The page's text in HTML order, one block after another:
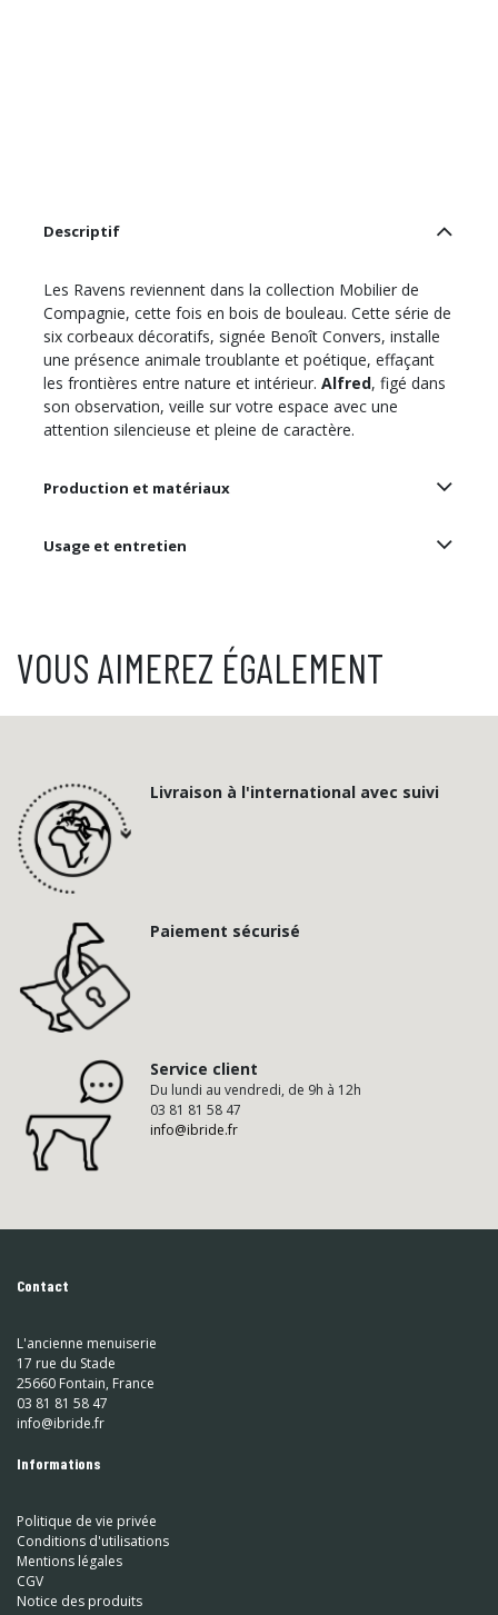
Descriptif
Les Ravens reviennent dans la collection Mobilier de
Compagnie, cette fois en bois de bouleau. Cette série de
six corbeaux décoratifs, signée Benoît Convers, installe
une présence animale troublante et poétique, effaçant
les frontières entre nature et intérieur. Alfred, figé dans
son observation, veille sur votre espace avec une
attention silencieuse et pleine de caractère.
Production et matériaux
Usage et entretien
VOUS AIMEREZ ÉGALEMENT
Livraison à l'international avec suivi
Paiement sécurisé
Service client
Du lundi au vendredi, de 9h à 12h
03 81 81 58 47
info@ibride.fr
Contact
L'ancienne menuiserie
17 rue du Stade
25660 Fontain, France
03 81 81 58 47
info@ibride.fr
Informations
Politique de vie privée
Conditions d'utilisations
Mentions légales
CGV
Notice des produits